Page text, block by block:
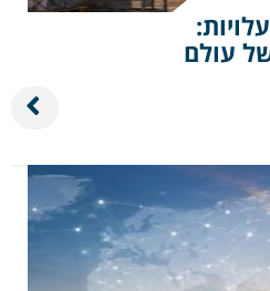
עולם
לפה,
מעוניינים
נוספים.